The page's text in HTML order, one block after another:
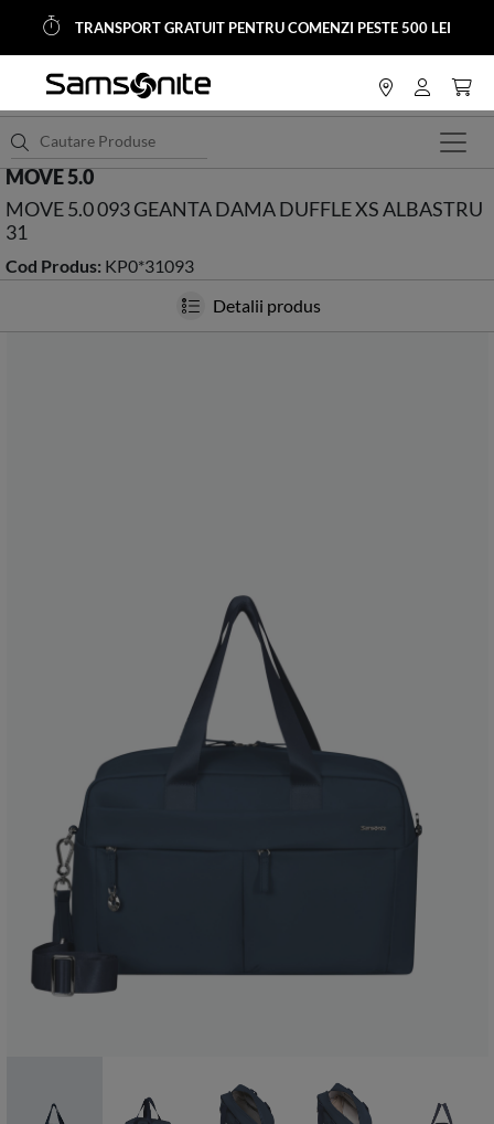
TRANSPORT GRATUIT PENTRU COMENZI PESTE 500 LEI
<HOME Accesorii
MOVE 5.0
MOVE 5.0 093 GEANTA DAMA DUFFLE XS ALBASTRU
31
Cod Produs: KP0*31093
Detalii produs